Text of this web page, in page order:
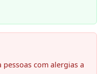
com alergias a